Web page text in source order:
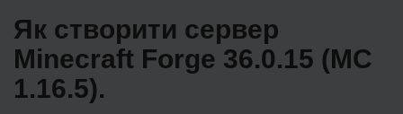
Як створити сервер
Minecraft Forge 36.0.15 (MC
1.16.5).